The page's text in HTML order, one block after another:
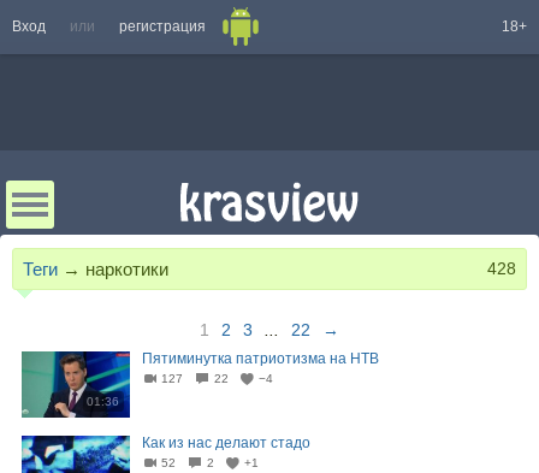
Вход или регистрация 18+
Теги → наркотики 428
1 2 3 22 →
01:36
Пятиминутка патриотизма на НТВ
127 22 −4
Как из нас делают стадо
52 2 +1